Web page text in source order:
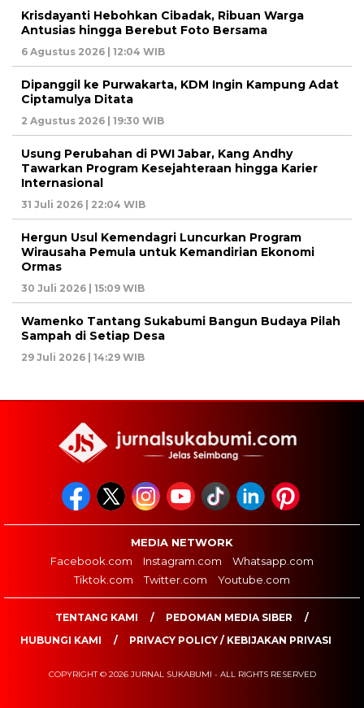
Krisdayanti Hebohkan Cibadak, Ribuan Warga
Antusias hingga Berebut Foto Bersama
6 Agustus 2026 | 12:04 WIB
Dipanggil ke Purwakarta, KDM Ingin Kampung Adat
Ciptamulya Ditata
2 Agustus 2026 | 19:30 WIB
Usung Perubahan di PWI Jabar, Kang Andhy
Tawarkan Program Kesejahteraan hingga Karier
Internasional
31 Juli 2026 | 22:04 WIB
Hergun Usul Kemendagri Luncurkan Program
Wirausaha Pemula untuk Kemandirian Ekonomi
Ormas
30 Juli 2026 | 15:09 WIB
Wamenko Tantang Sukabumi Bangun Budaya Pilah
Sampah di Setiap Desa
29 Juli 2026 | 14:29 WIB
MEDIA NETWORK
Facebook.com
Instagram.com
Whatsapp.com
Tiktok.com
Twitter.com Youtube.com
TENTANG KAMI
PEDOMAN MEDIA SIBER
HUBUNGI KAMI
PRIVACY POLICY / KEBIJAKAN PRIVASI
COPYRIGHT © 2026 JURNAL SUKABUMI - ALL RIGHTS RESERVED